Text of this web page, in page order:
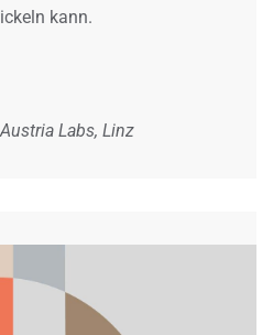
kann.
Labs, Linz